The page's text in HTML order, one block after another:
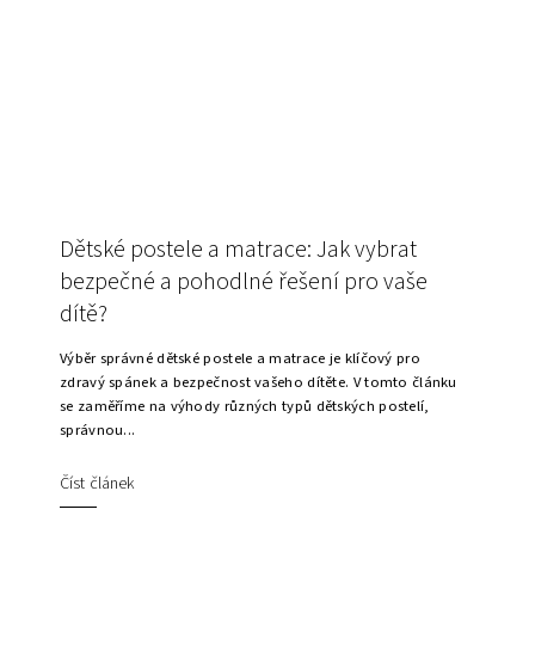
Dětské postele a matrace: Jak vybrat
bezpečné a pohodlné řešení pro vaše
dítě?
Výběr správné dětské postele a matrace je klíčový pro
zdravý spánek a bezpečnost vašeho dítěte. V tomto článku
se zaměříme na výhody různých typů dětských postelí,
správnou...
Číst článek